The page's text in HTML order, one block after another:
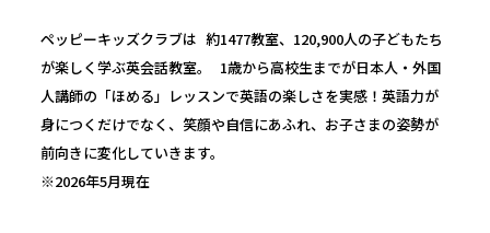
ペッピーキッズクラブは 約1477教室、120,900人の子どもたち
が楽しく学ぶ英会話教室。 1歳から高校生までが日本人・外国
人講師の「ほめる」レッスンで英語の楽しさを実感！英語力が
身につくだけでなく、笑顔や自信にあふれ、お子さまの姿勢が
前向きに変化していきます。
※2026年5月現在